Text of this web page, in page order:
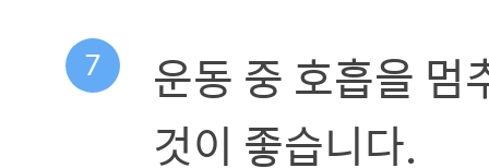
7
운동 중 호흡을 멈
것이 좋습니다.